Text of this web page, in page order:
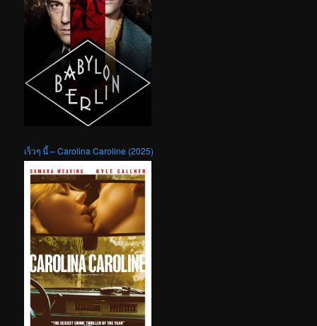
เร็วๆ นี้ – Carolina Caroline (2025)